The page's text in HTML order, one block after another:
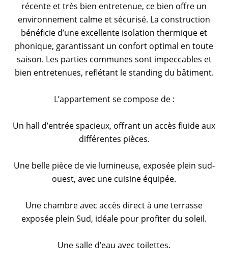
récente et très bien entretenue, ce bien offre un
environnement calme et sécurisé. La construction
bénéficie d’une excellente isolation thermique et
phonique, garantissant un confort optimal en toute
saison. Les parties communes sont impeccables et
bien entretenues, reflétant le standing du bâtiment.
L’appartement se compose de :
Un hall d’entrée spacieux, offrant un accès fluide aux
différentes pièces.
Une belle pièce de vie lumineuse, exposée plein sud-
ouest, avec une cuisine équipée.
Une chambre avec accès direct à une terrasse
exposée plein Sud, idéale pour profiter du soleil.
Une salle d’eau avec toilettes.